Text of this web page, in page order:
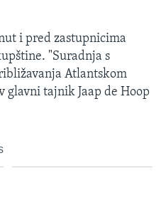
i pred zastupnicima
"Suradnja s
Atlantskom
glavni tajnik Jaap de Hoop